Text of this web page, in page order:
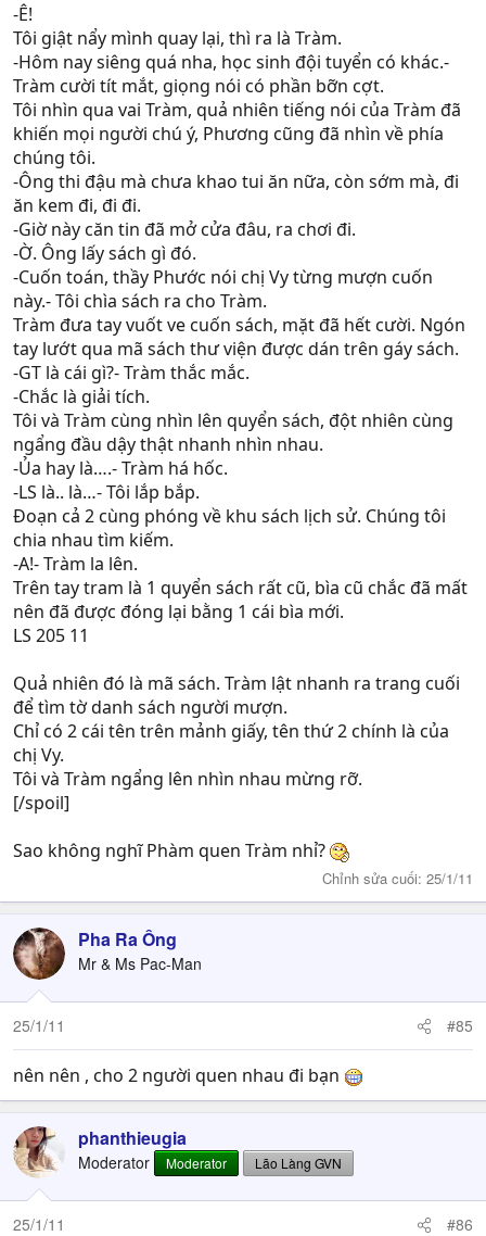
-Ê!
Tôi giật nẩy mình quay lại, thì ra là Tràm.
-Hôm nay siêng quá nha, học sinh đội tuyển có khác.-
Tràm cười tít mắt, giọng nói có phần bỡn cợt.
Tôi nhìn qua vai Tràm, quả nhiên tiếng nói của Tràm đã
khiến mọi người chú ý, Phương cũng đã nhìn về phía
chúng tôi.
-Ông thi đậu mà chưa khao tui ăn nữa, còn sớm mà, đi
ăn kem đi, đi đi.
-Giờ này căn tin đã mở cửa đâu, ra chơi đi.
-Ờ. Ông lấy sách gì đó.
-Cuốn toán, thầy Phước nói chị Vy từng mượn cuốn
này.- Tôi chìa sách ra cho Tràm.
Tràm đưa tay vuốt ve cuốn sách, mặt đã hết cười. Ngón
tay lướt qua mã sách thư viện được dán trên gáy sách.
-GT là cái gì?- Tràm thắc mắc.
-Chắc là giải tích.
Tôi và Tràm cùng nhìn lên quyển sách, đột nhiên cùng
ngẩng đầu dậy thật nhanh nhìn nhau.
-Ủa hay là….- Tràm há hốc.
-LS là.. là…- Tôi lắp bắp.
Đoạn cả 2 cùng phóng về khu sách lịch sử. Chúng tôi
chia nhau tìm kiếm.
-A!- Tràm la lên.
Trên tay tram là 1 quyển sách rất cũ, bìa cũ chắc đã mất
nên đã được đóng lại bằng 1 cái bìa mới.
LS 205 11
Quả nhiên đó là mã sách. Tràm lật nhanh ra trang cuối
để tìm tờ danh sách người mượn.
Chỉ có 2 cái tên trên mảnh giấy, tên thứ 2 chính là của
chị Vy.
Tôi và Tràm ngẩng lên nhìn nhau mừng rỡ.
[/spoil]
Sao không nghĩ Phàm quen Tràm nhỉ?
Chỉnh sửa cuối: 25/1/11
Pha Ra Ông
Mr & Ms Pac-Man
25/1/11 #85
nên nên , cho 2 người quen nhau đi bạn
phanthieugia
Moderator Moderator Lão Làng GVN
25/1/11 #86